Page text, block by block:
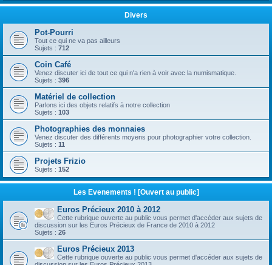
Divers
Pot-Pourri
Tout ce qui ne va pas ailleurs
Sujets : 712
Coin Café
Venez discuter ici de tout ce qui n'a rien à voir avec la numismatique.
Sujets : 396
Matériel de collection
Parlons ici des objets relatifs à notre collection
Sujets : 103
Photographies des monnaies
Venez discuter des différents moyens pour photographier votre collection.
Sujets : 11
Projets Frizio
Sujets : 152
Les Evenements ! [Ouvert au public]
Euros Précieux 2010 à 2012
Cette rubrique ouverte au public vous permet d'accéder aux sujets de
discussion sur les Euros Précieux de France de 2010 à 2012
Sujets : 26
Euros Précieux 2013
Cette rubrique ouverte au public vous permet d'accéder aux sujets de